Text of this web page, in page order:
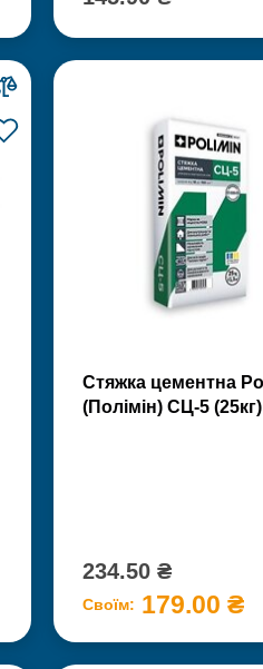
Стяжка цементна
(Полімін) СЦ-5 (25кг)
234.50 ₴
Своїм: 179.00 ₴